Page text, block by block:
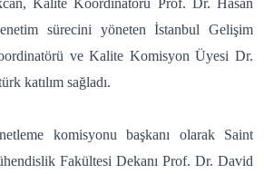
Kalite Koordinatörü Prof. Dr. Hasan
sürecini yöneten İstanbul Gelişim
ve Kalite Komisyon Üyesi Dr.
katılım sağladı.
komisyonu başkanı olarak Saint
Fakültesi Dekanı Prof. Dr. David